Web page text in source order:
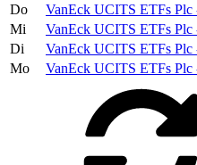
Do
VanEck UCITS ETFs Plc
Mi
VanEck UCITS ETFs Plc
Di
VanEck UCITS ETFs Plc
Mo
VanEck UCITS ETFs Plc